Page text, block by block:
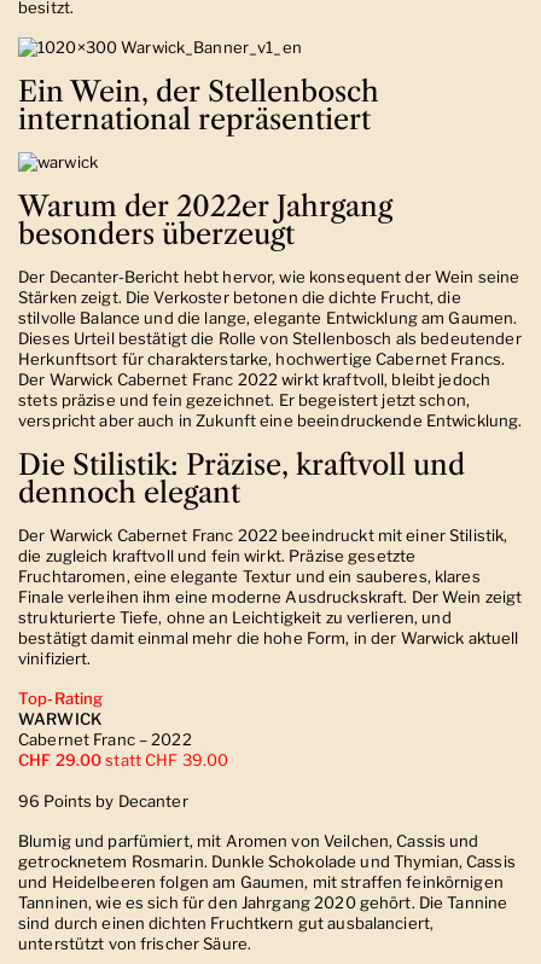
besitzt.
Ein Wein, der Stellenbosch
international repräsentiert
Warum der 2022er Jahrgang
besonders überzeugt
Der Decanter-Bericht hebt hervor, wie konsequent der Wein seine
Stärken zeigt. Die Verkoster betonen die dichte Frucht, die
stilvolle Balance und die lange, elegante Entwicklung am Gaumen.
Dieses Urteil bestätigt die Rolle von Stellenbosch als bedeutender
Herkunftsort für charakterstarke, hochwertige Cabernet Francs.
Der Warwick Cabernet Franc 2022 wirkt kraftvoll, bleibt jedoch
stets präzise und fein gezeichnet. Er begeistert jetzt schon,
verspricht aber auch in Zukunft eine beeindruckende Entwicklung.
Die Stilistik: Präzise, kraftvoll und
dennoch elegant
Der Warwick Cabernet Franc 2022 beeindruckt mit einer Stilistik,
die zugleich kraftvoll und fein wirkt. Präzise gesetzte
Fruchtaromen, eine elegante Textur und ein sauberes, klares
Finale verleihen ihm eine moderne Ausdruckskraft. Der Wein zeigt
strukturierte Tiefe, ohne an Leichtigkeit zu verlieren, und
bestätigt damit einmal mehr die hohe Form, in der Warwick aktuell
vinifiziert.
Top-Rating
WARWICK
Cabernet Franc – 2022
CHF 29.00statt CHF 39.00
96 Points by Decanter
Blumig und parfümiert, mit Aromen von Veilchen, Cassis und
getrocknetem Rosmarin. Dunkle Schokolade und Thymian, Cassis
und Heidelbeeren folgen am Gaumen, mit straffen feinkörnigen
Tanninen, wie es sich für den Jahrgang 2020 gehört. Die Tannine
sind durch einen dichten Fruchtkern gut ausbalanciert,
unterstützt von frischer Säure.